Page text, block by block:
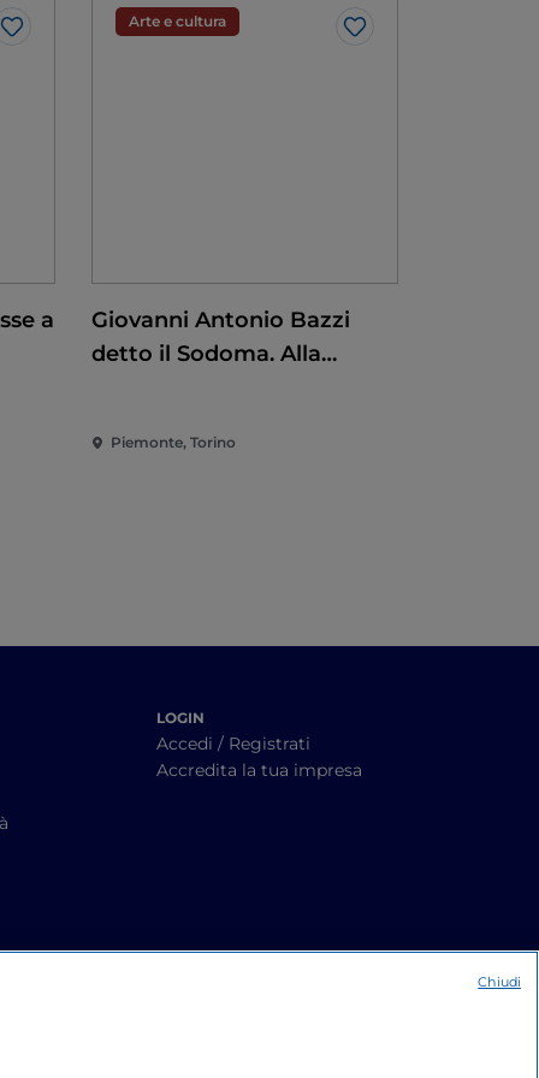
Like
a
Arte e cultura
Like
Giovanni Antonio Bazzi
detto il Sodoma. Alla
Piemonte, Torino
LOGIN
Accedi / Registrati
Accredita la tua impresa
Chiudi